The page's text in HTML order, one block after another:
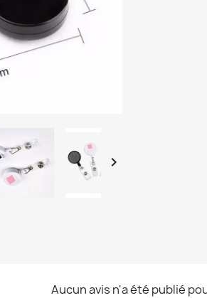

Aucun avis n'a été publié